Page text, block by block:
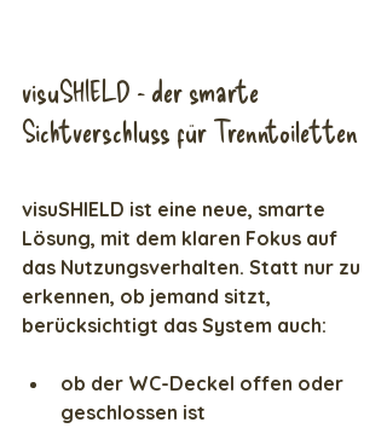
visuSHIELD - der smarte
Sichtverschluss für Trenntoiletten
visuSHIELD ist eine neue, smarte
Lösung, mit dem klaren Fokus auf
das Nutzungsverhalten. Statt nur zu
erkennen, ob jemand sitzt,
berücksichtigt das System auch:
ob der WC-Deckel offen oder
geschlossen ist